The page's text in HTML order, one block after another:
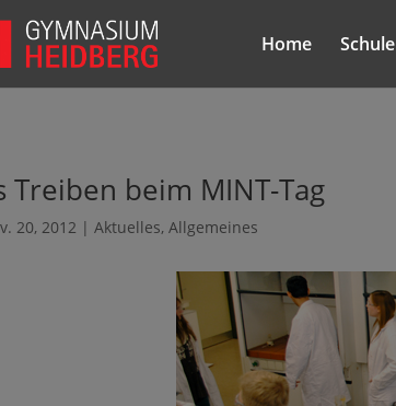
Home Schule
Treiben beim MINT-Tag
20, 2012 | Aktuelles, Allgemeines